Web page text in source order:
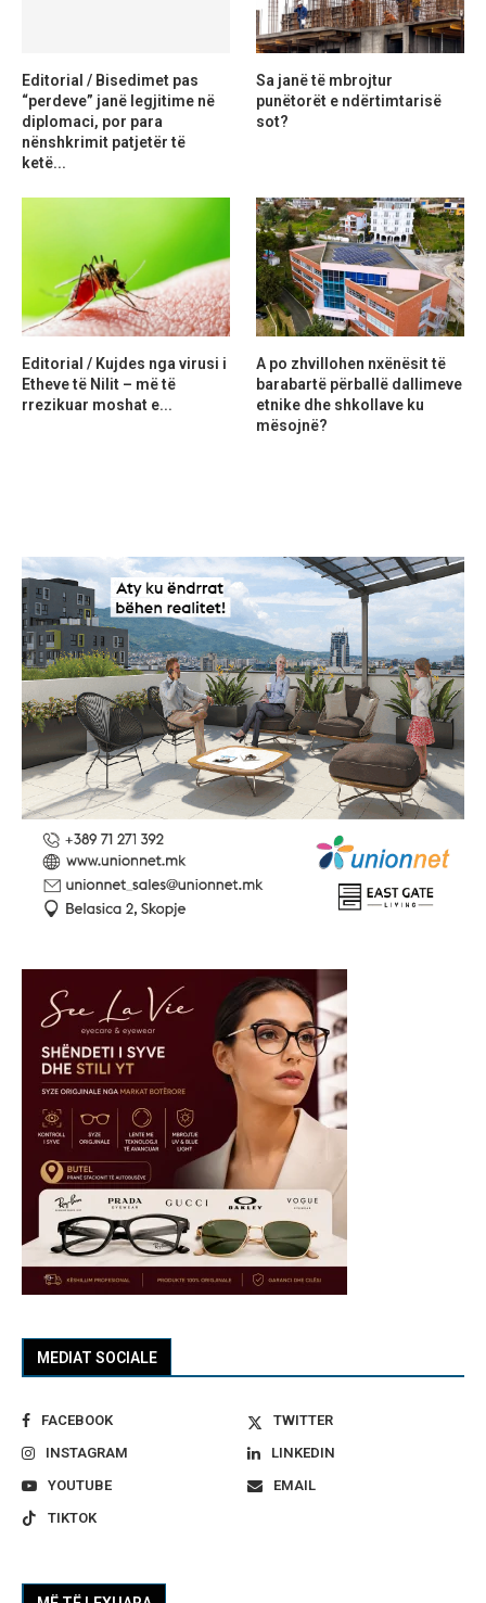
MEDIAT SOCIALE
FACEBOOK
TWITTER
INSTAGRAM
LINKEDIN
YOUTUBE
EMAIL
TIKTOK
Editorial / Bisedimet pas
“perdeve” janë legjitime në
diplomaci, por para
nënshkrimit patjetër të
ketë...
Sa janë të mbrojtur
punëtorët e ndërtimtarisë
sot?
Editorial / Kujdes nga virusi i
Etheve të Nilit – më të
rrezikuar moshat e...
A po zhvillohen nxënësit të
barabartë përballë dallimeve
etnike dhe shkollave ku
mësojnë?